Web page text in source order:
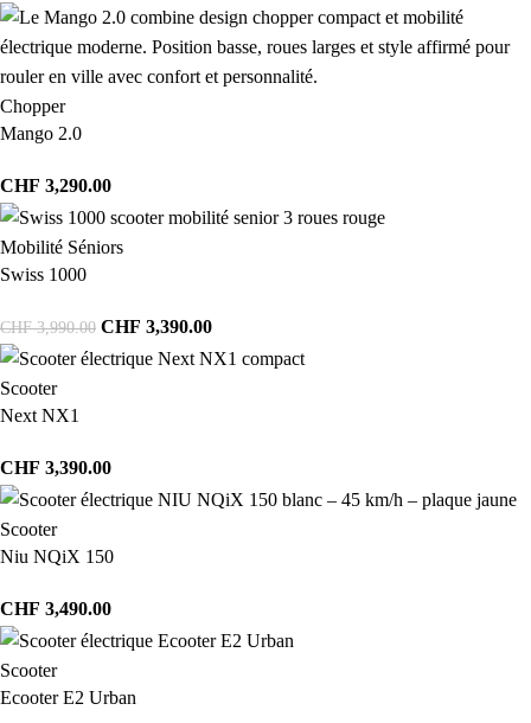
Chopper
Mango 2.0
CHF 3,290.00
Mobilité Séniors
Swiss 1000
CHF3,990.00 CHF 3,390.00
Scooter
Next NX1
CHF 3,390.00
Scooter
Niu NQiX 150
CHF 3,490.00
Scooter
Ecooter E2 Urban